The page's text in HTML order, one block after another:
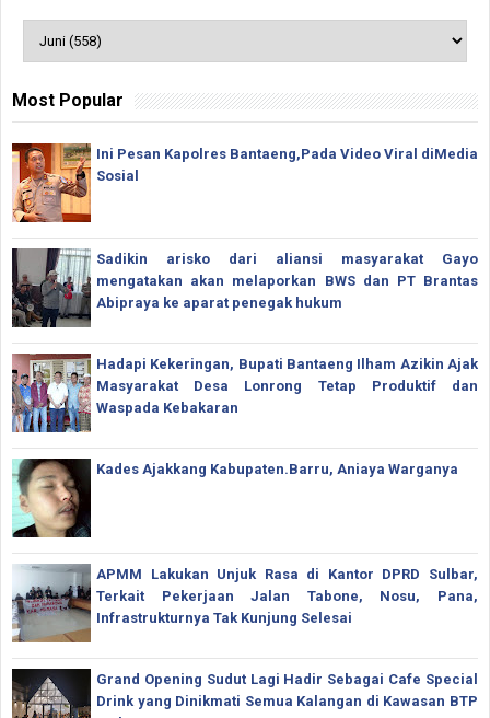
Most Popular
Ini Pesan Kapolres Bantaeng,Pada Video Viral diMedia
Sosial
Sadikin arisko dari aliansi masyarakat Gayo
mengatakan akan melaporkan BWS dan PT Brantas
Abipraya ke aparat penegak hukum
Hadapi Kekeringan, Bupati Bantaeng Ilham Azikin Ajak
Masyarakat Desa Lonrong Tetap Produktif dan
Waspada Kebakaran
Kades Ajakkang Kabupaten.Barru, Aniaya Warganya
APMM Lakukan Unjuk Rasa di Kantor DPRD Sulbar,
Terkait Pekerjaan Jalan Tabone, Nosu, Pana,
Infrastrukturnya Tak Kunjung Selesai
Grand Opening Sudut Lagi Hadir Sebagai Cafe Special
Drink yang Dinikmati Semua Kalangan di Kawasan BTP